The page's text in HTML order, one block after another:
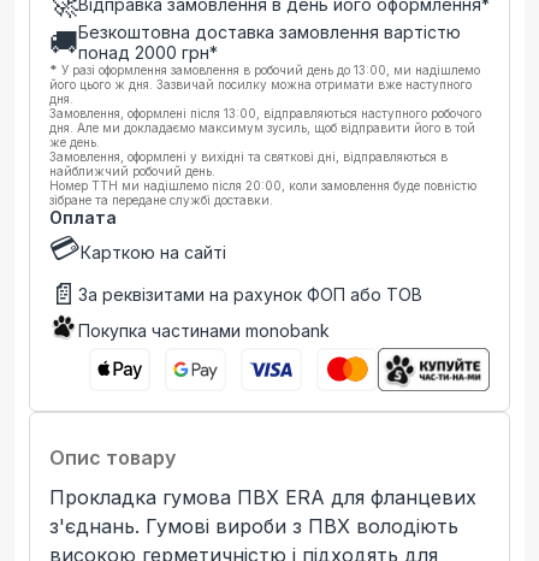
Відправка замовлення в день його оформлення*
🚚Безкоштовна доставка замовлення вартістю
понад 2000 грн*
* У разі оформлення замовлення в робочий день до 13:00, ми надішлемо
його цього ж дня. Зазвичай посилку можна отримати вже наступного
дня.
Замовлення, оформлені після 13:00, відправляються наступного робочого
дня. Але ми докладаємо максимум зусиль, щоб відправити його в той
же день.
Замовлення, оформлені у вихідні та святкові дні, відправляються в
найближчий робочий день.
Номер ТТН ми надішлемо після 20:00, коли замовлення буде повністю
зібране та передане службі доставки.
Оплата
💳Карткою на сайті
📄 За реквізитами на рахунок ФОП або ТОВ
Покупка частинами monobank
Опис товару
Прокладка гумова ПВХ ERA для фланцевих
з'єднань. Гумові вироби з ПВХ володіють
високою герметичністю і підходять для